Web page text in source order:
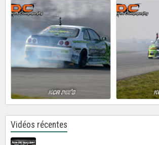
Vidéos récentes